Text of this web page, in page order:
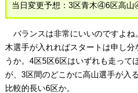
当日変更予想：3区青木④6区高
バランスは非常にいいのですよね
木選手が入れればスタートは申し分
うか。4区5区6区はいずれも走って
が、3区間のどこかに高山選手が入
比較的長い6区か。